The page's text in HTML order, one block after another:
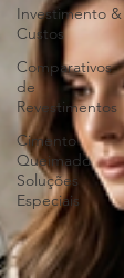
Investimento &
Custos
Comparativos
de
Revestimentos
Cimento
Queimado
Soluções
Especiais